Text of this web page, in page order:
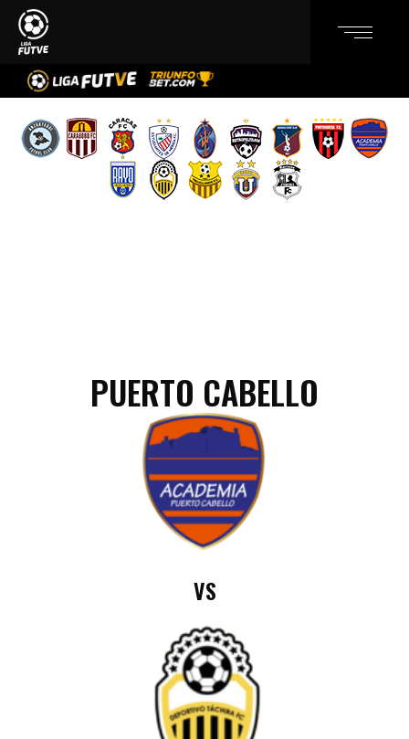
PUERTO CABELLO
VS